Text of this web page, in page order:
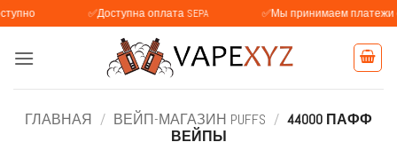
Skip
to
content
✅Доступна оплата SEPA ✅Мы принимаем платежи с BLIK
ГЛАВНАЯ / ВЕЙП-МАГАЗИН PUFFS / 44000 ПАФФ
ВЕЙПЫ